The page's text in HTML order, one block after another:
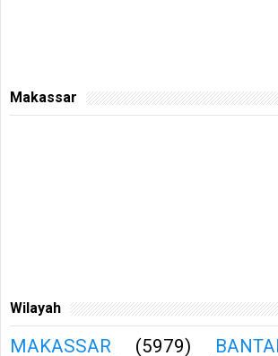
Makassar
Wilayah
MAKASSAR (5979)